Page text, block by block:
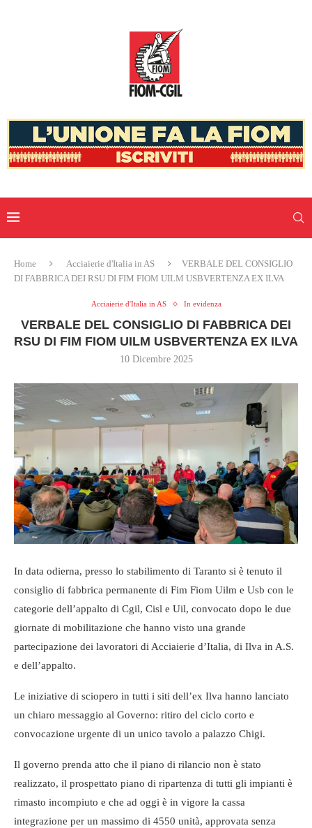
Home Acciaierie d'Italia in AS
VERBALE DEL CONSIGLIO
DI FABBRICA DEI RSU DI FIM FIOM UILM USBVERTENZA EX ILVA
Acciaierie d'Italia in AS In evidenza
VERBALE DEL CONSIGLIO DI FABBRICA DEI
RSU DI FIM FIOM UILM USBVERTENZA EX ILVA
10 Dicembre 2025
In data odierna, presso lo stabilimento di Taranto si è tenuto il
consiglio di fabbrica permanente di Fim Fiom Uilm e Usb con le
categorie dell’appalto di Cgil, Cisl e Uil, convocato dopo le due
giornate di mobilitazione che hanno visto una grande
partecipazione dei lavoratori di Acciaierie d’Italia, di Ilva in A.S.
e dell’appalto.
Le iniziative di sciopero in tutti i siti dell’ex Ilva hanno lanciato
un chiaro messaggio al Governo: ritiro del ciclo corto e
convocazione urgente di un unico tavolo a palazzo Chigi.
Il governo prenda atto che il piano di rilancio non è stato
realizzato, il prospettato piano di ripartenza di tutti gli impianti è
rimasto incompiuto e che ad oggi è in vigore la cassa
integrazione per un massimo di 4550 unità, approvata senza